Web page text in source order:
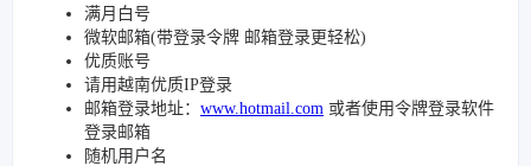
满月白号
微软邮箱(带登录令牌 邮箱登录更轻松)
优质账号
请用越南优质IP登录
邮箱登录地址： www.hotmail.com 或者使用令牌登录软件
登录邮箱
随机用户名